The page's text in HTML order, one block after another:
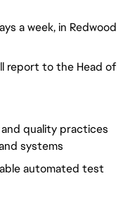
a week, in Redwood
report to the Head of
quality practices
systems
automated test